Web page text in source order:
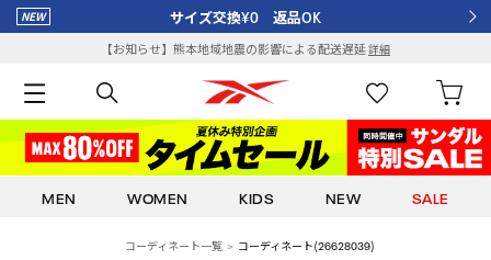
サイズ交換¥0 返品OK
【お知らせ】熊本地域地震の影響による配送遅延詳細
MEN WOMEN KIDS NEW SALE
コーディネート一覧 コーディネート(26628039)